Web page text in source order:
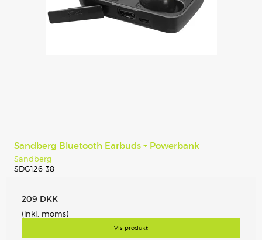
Sandberg Bluetooth Earbuds + Powerbank
Sandberg
SDG126-38
209 DKK
(inkl. moms)
Vis produkt